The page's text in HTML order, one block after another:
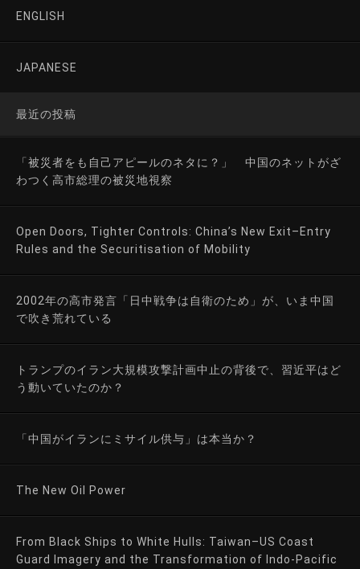
ENGLISH
JAPANESE
最近の投稿
「被災者をも自己アピールのネタに？」 中国のネットがざ
わつく高市総理の被災地視察
Open Doors, Tighter Controls: China’s New Exit–Entry
Rules and the Securitisation of Mobility
2002年の高市発言「日中戦争は自衛のため」が、いま中国
で吹き荒れている
トランプのイラン大規模攻撃計画中止の背後で、習近平はど
う動いていたのか？
「中国がイランにミサイル供与」は本当か？
The New Oil Power
From Black Ships to White Hulls: Taiwan–US Coast
Guard Imagery and the Transformation of Indo-Pacific